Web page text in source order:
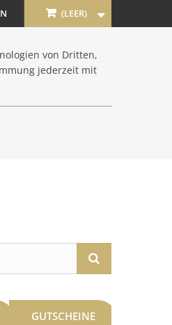
(LEER)
von Dritten,
jederzeit mit
GUTSCHEINE